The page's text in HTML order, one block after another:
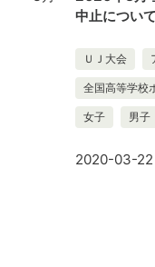
中止について
ＵＪ大会
全国高等学校
女子 男子
2020-03-